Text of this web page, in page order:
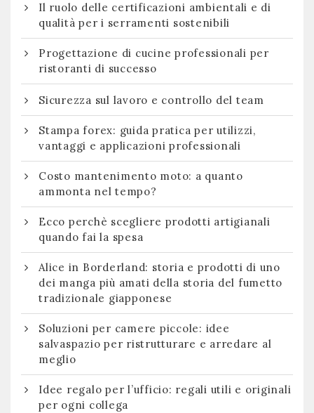
Il ruolo delle certificazioni ambientali e di
qualità per i serramenti sostenibili
Progettazione di cucine professionali per
ristoranti di successo
Sicurezza sul lavoro e controllo del team
Stampa forex: guida pratica per utilizzi,
vantaggi e applicazioni professionali
Costo mantenimento moto: a quanto
ammonta nel tempo?
Ecco perchè scegliere prodotti artigianali
quando fai la spesa
Alice in Borderland: storia e prodotti di uno
dei manga più amati della storia del fumetto
tradizionale giapponese
Soluzioni per camere piccole: idee
salvaspazio per ristrutturare e arredare al
meglio
Idee regalo per l’ufficio: regali utili e originali
per ogni collega